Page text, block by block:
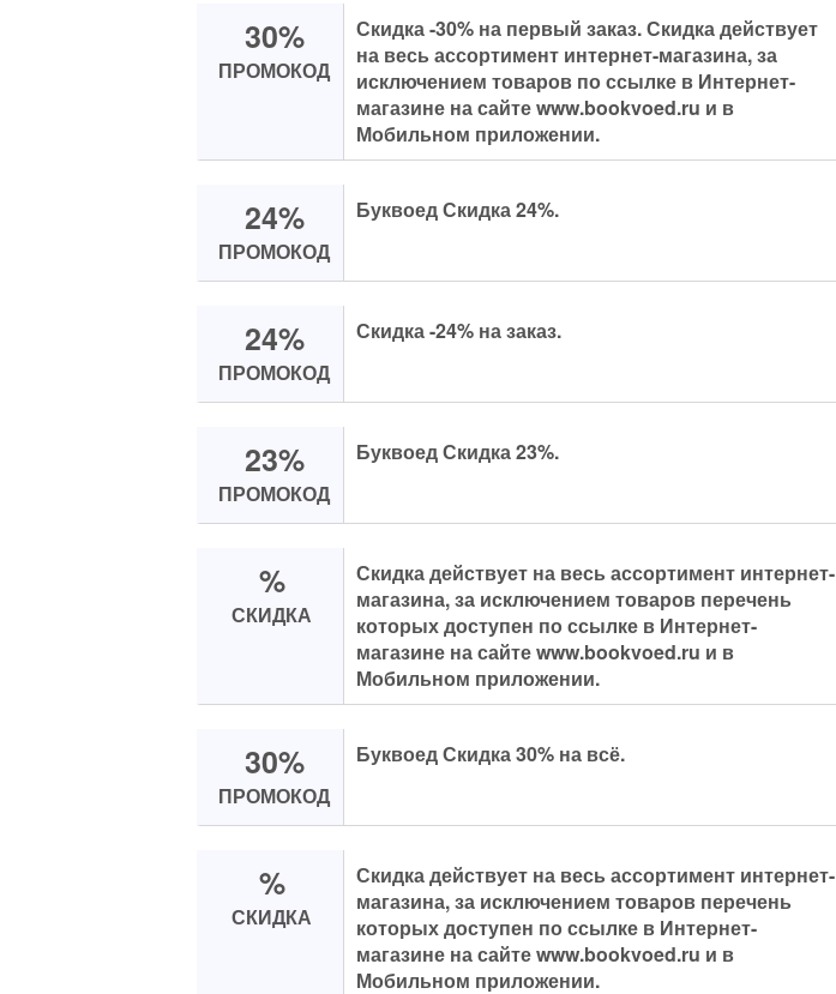
30%
ПРОМОКОД
Скидка -30% на первый заказ. Скидка действует
на весь ассортимент интернет-магазина, за
исключением товаров по ссылке в Интернет-
магазине на сайте www.bookvoed.ru и в
Мобильном приложении.
24%
ПРОМОКОД
Буквоед Скидка 24%.
24%
ПРОМОКОД
Скидка -24% на заказ.
23%
ПРОМОКОД
Буквоед Скидка 23%.
%
СКИДКА
Скидка действует на весь ассортимент интернет-
магазина, за исключением товаров перечень
которых доступен по ссылке в Интернет-
магазине на сайте www.bookvoed.ru и в
Мобильном приложении.
30%
ПРОМОКОД
Буквоед Скидка 30% на всё.
%
СКИДКА
Скидка действует на весь ассортимент интернет-
магазина, за исключением товаров перечень
которых доступен по ссылке в Интернет-
магазине на сайте www.bookvoed.ru и в
Мобильном приложении.